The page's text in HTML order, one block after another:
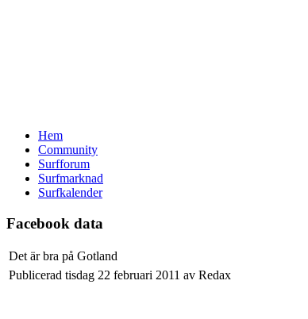
Hem
Community
Surfforum
Surfmarknad
Surfkalender
Facebook data
Det är bra på Gotland
Publicerad tisdag 22 februari 2011 av Redax